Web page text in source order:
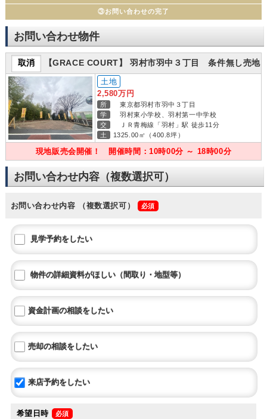
③お問い合わせの完了
お問い合わせ物件
【GRACE COURT】 羽村市羽中３丁目 条件無し売地
土地
2,580万円
所
東京都羽村市羽中３丁目
学
羽村東小学校、羽村第一中学校
交
ＪＲ青梅線「羽村」駅 徒歩11分
土
1325.00㎡（400.8坪）
現地販売会開催！ 開催時間：10時00分 ～ 18時00分
お問い合わせ内容（複数選択可）
お問い合わせ内容 （複数選択可）
見学予約をしたい
物件の詳細資料がほしい（間取り・地型等）
資金計画の相談をしたい
売却の相談をしたい
来店予約をしたい
希望日時